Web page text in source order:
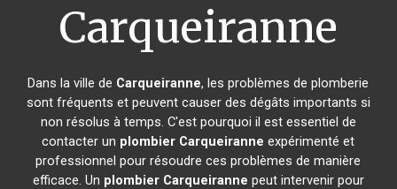
Carqueiranne
Dans la ville de Carqueiranne, les problèmes de plomberie
sont fréquents et peuvent causer des dégâts importants si
non résolus à temps. C'est pourquoi il est essentiel de
contacter un plombier Carqueiranne expérimenté et
professionnel pour résoudre ces problèmes de manière
efficace. Un plombier Carqueiranne peut intervenir pour